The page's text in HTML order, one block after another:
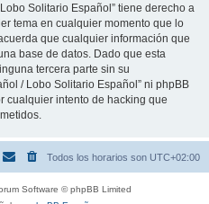
Solitario Español” tiene derecho a
tema en cualquier momento que lo
que cualquier información que
base de datos. Dado que esta
tercera parte sin su
/ Lobo Solitario Español” ni phpBB
cualquier intento de hacking que
Todos los horarios son UTC+02:00
Software © phpBB Limited